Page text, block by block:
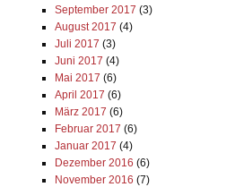
September 2017 (3)
August 2017 (4)
Juli 2017 (3)
Juni 2017 (4)
Mai 2017 (6)
April 2017 (6)
März 2017 (6)
Februar 2017 (6)
Januar 2017 (4)
Dezember 2016 (6)
November 2016 (7)